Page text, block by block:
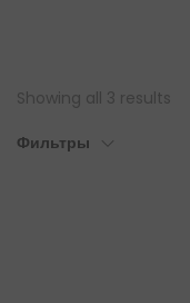
Showing all 3 results
Фильтры